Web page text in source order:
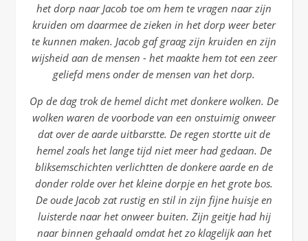
het dorp naar Jacob toe om hem te vragen naar zijn
kruiden om daarmee de zieken in het dorp weer beter
te kunnen maken. Jacob gaf graag zijn kruiden en zijn
wijsheid aan de mensen - het maakte hem tot een zeer
geliefd mens onder de mensen van het dorp.
Op de dag trok de hemel dicht met donkere wolken. De
wolken waren de voorbode van een onstuimig onweer
dat over de aarde uitbarstte. De regen stortte uit de
hemel zoals het lange tijd niet meer had gedaan. De
bliksemschichten verlichtten de donkere aarde en de
donder rolde over het kleine dorpje en het grote bos.
De oude Jacob zat rustig en stil in zijn fijne huisje en
luisterde naar het onweer buiten. Zijn geitje had hij
naar binnen gehaald omdat het zo klagelijk aan het